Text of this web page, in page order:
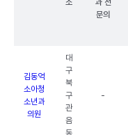
소
과 전
문의
김동억
소아청
소년과
의원
대
구
북
구
관
음
동
-